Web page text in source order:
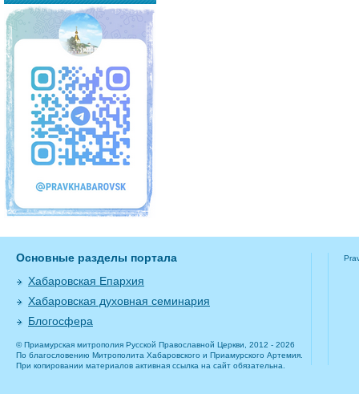
Основные разделы портала
Хабаровская Епархия
Хабаровская духовная семинария
Блогосфера
© Приамурская митрополия Русской Православной Церкви, 2012 - 2026
По благословению Митрополита Хабаровского и Приамурского Артемия.
При копировании материалов активная ссылка на сайт обязательна.